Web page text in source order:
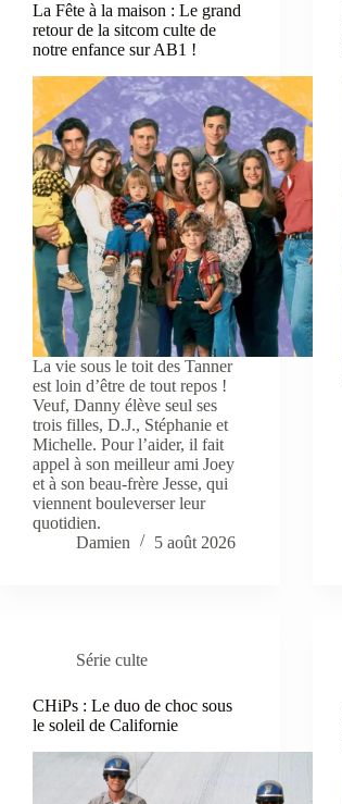
La Fête à la maison : Le grand
retour de la sitcom culte de
notre enfance sur AB1 !
La vie sous le toit des Tanner
est loin d’être de tout repos !
Veuf, Danny élève seul ses
trois filles, D.J., Stéphanie et
Michelle. Pour l’aider, il fait
appel à son meilleur ami Joey
et à son beau-frère Jesse, qui
viennent bouleverser leur
quotidien.
Damien
5 août 2026
Série culte
CHiPs : Le duo de choc sous
le soleil de Californie